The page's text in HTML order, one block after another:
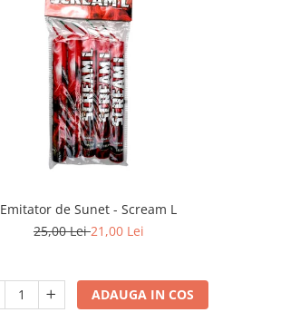
Emitator de Sunet - Scream L
25,00 Lei21,00 Lei
ADAUGA IN COS